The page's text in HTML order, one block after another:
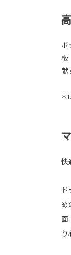
ボ
板
献
＊
快
め
面